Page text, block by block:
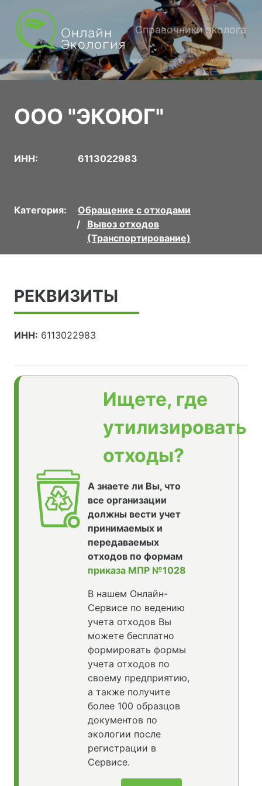
Справочники эколога
ООО "ЭКОЮГ"
ИНН: 6113022983
Категория:
Обращение с отходами
Вывоз отходов
(Транспортирование)
РЕКВИЗИТЫ
ИНН: 6113022983
Ищете, где
утилизировать
отходы?
А знаете ли Вы, что
все организации
должны вести учет
принимаемых и
передаваемых
отходов по формам
приказа МПР №1028
В нашем Онлайн-
Сервисе по ведению
учета отходов Вы
можете бесплатно
формировать формы
учета отходов по
своему предприятию,
а также получите
более 100 образцов
документов по
экологии после
регистрации в
Сервисе.